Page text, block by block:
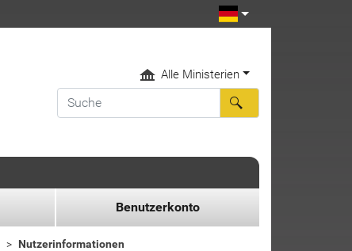
Alle Ministerien
Benutzerkonto
Nutzerinformationen